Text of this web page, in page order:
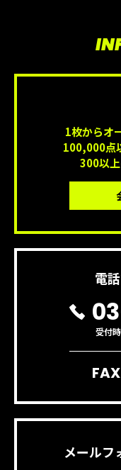
1枚からオ
100,000点
300以
電
受付
メールフ